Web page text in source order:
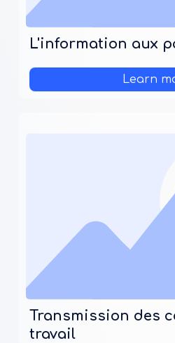
L'information aux
Learn
Transmission des
travail